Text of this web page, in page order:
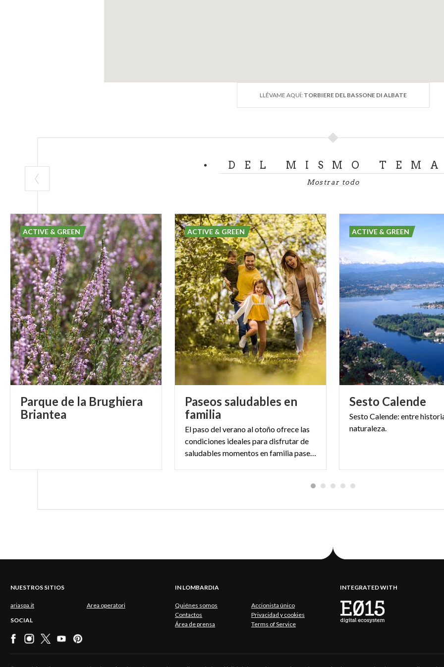
LLÉVAME AQUÍ: TORBIERE DEL BASSONE DI ALBATE
DEL MISMO
Mostrar todo
Parque de la Brughiera
Briantea
ACTIVE & GREEN
Paseos saludables en
familia
El paso del verano al otoño ofrece las
condiciones ideales para disfrutar de
saludables momentos en familia paseando por los caminos con vistas panorámicas de Lombardía.
ACTIVE & GREEN
Sesto Calende
SestoCalende: entre
naturaleza.
ACTIVE & GREEN
NUESTROS SITIOS
ariaspa.it Area operatori
SOCIAL
IN LOMBARDIA
Quiénes somos
Accionista único
Contactos
Privacidad y cookies
Área de prensa
Terms of Service
INTEGRATED WITH